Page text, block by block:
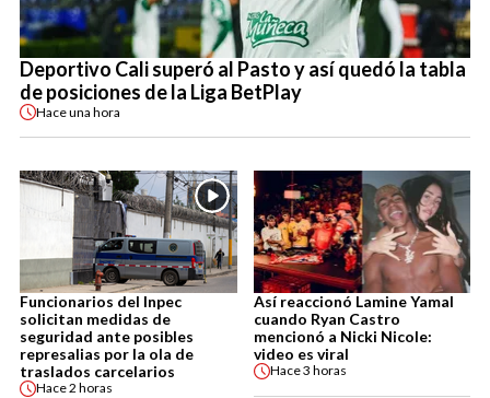
Deportivo Cali superó al Pasto y así quedó la tabla
de posiciones de la Liga BetPlay
Haceuna hora
Funcionarios del Inpec
solicitan medidas de
seguridad ante posibles
represalias por la ola de
traslados carcelarios
Hace2 horas
Así reaccionó Lamine Yamal
cuando Ryan Castro
mencionó a Nicki Nicole:
video es viral
Hace3 horas